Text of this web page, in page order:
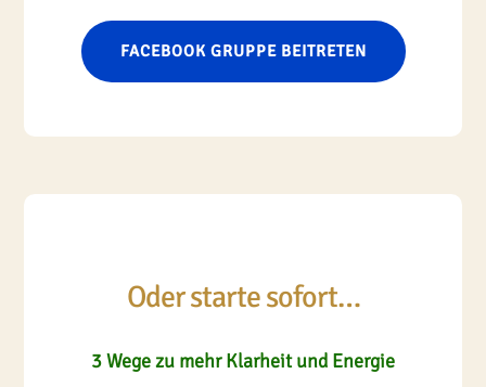
FACEBOOK GRUPPE BEITRETEN
Oder starte sofort…
3 Wege zu mehr Klarheit und Energie